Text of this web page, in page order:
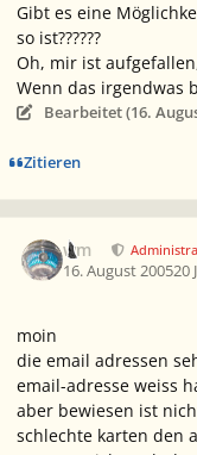
Gibt es eine
so ist??????
Oh, mir ist
Wenn das irgendwas
Bearbeitet (16.
Zitieren
wm
16. August 200520
moin
die email adressen
email-adresse weiss
aber bewiesen ist
schlechte karten den